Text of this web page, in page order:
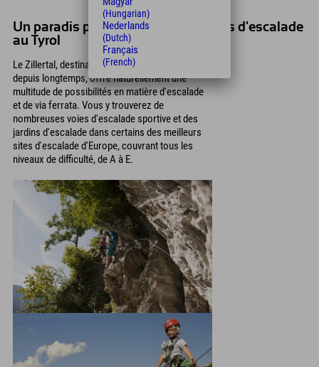
Un paradis pour tous les passionnés d'escalade
au Tyrol
Le Zillertal, destination d'alpinisme réputée
depuis longtemps, offre naturellement une
multitude de possibilités en matière d'escalade
et de via ferrata. Vous y trouverez de
nombreuses voies d'escalade sportive et des
jardins d'escalade dans certains des meilleurs
sites d'escalade d'Europe, couvrant tous les
niveaux de difficulté, de A à E.
(Hungarian)
Nederlands
(Dutch)
Français
(French)